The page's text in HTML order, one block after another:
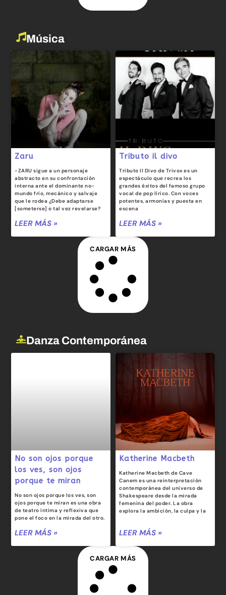
Música
Zaru
-ZARU sigue a un personaje
abstracto en su confrontación
interna ante el dominante no-
mundo frío, mecánico y salvaje
que le rodea ¿Debe adaptarse
[someterse] o tal vez revelarse?
LEER MÁS »
Tributo il divo
Tributo Il Divo de Trivox es un
espectáculo que recrea los
grandes éxitos del famoso grupo
vocal de pop lírico. Con voces
potentes, armonías y puesta en
escena
LEER MÁS »
CARGAR MÁS
Danza Contemporánea
No son ojos porque
los ves, son ojos
porque te miran
No son ojos porque los ves, son
ojos porque te miran es una obra
de teatro íntima y reflexiva que
pone el foco en la mirada del otro.
LEER MÁS »
Katherine Macbeth
Katherine Macbeth de Cave
Canem es una reinterpretación
contemporánea del universo de
Shakespeare desde la mirada
femenina del poder. La obra
explora la ambición, la culpa y la
LEER MÁS »
CARGAR MÁS